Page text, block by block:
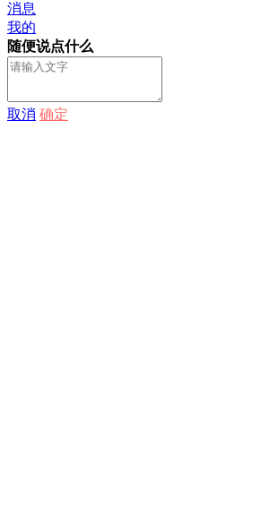
消息
我的
随便说点什么
取消 确定